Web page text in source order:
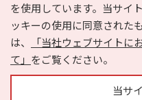
を使用しています。当サイ
ッキーの使用に同意された
は、
「当社ウェブサイト
て」 をご覧ください。
当サ
e-NAVITA（イーナビタ）と
利用規約
個人情報の取
サイトマップ
広告